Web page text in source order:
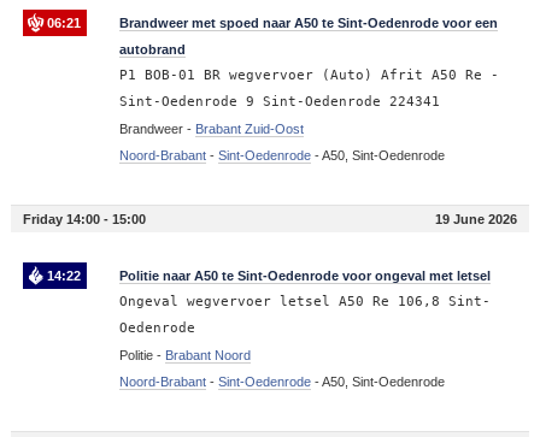
06:21
Brandweer met spoed naar A50 te Sint-Oedenrode voor een
autobrand
P1 BOB-01 BR wegvervoer (Auto) Afrit A50 Re -
Sint-Oedenrode 9 Sint-Oedenrode 224341
Brandweer - Brabant Zuid-Oost
Noord-Brabant- Sint-Oedenrode-A50, Sint-Oedenrode
Friday 14:00 - 15:00 19 June 2026
14:22 Politie naar A50 te Sint-Oedenrode voor ongeval met letsel
Ongeval wegvervoer letsel A50 Re 106,8 Sint-
Oedenrode
Politie - Brabant Noord
Noord-Brabant- Sint-Oedenrode-A50, Sint-Oedenrode